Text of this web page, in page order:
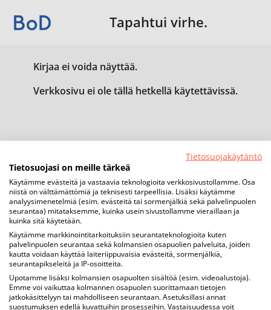
Tapahtui virhe.
Kirjaa ei voida näyttää.
Verkkosivu ei ole tällä hetkellä käytettävissä.
Tietosuojakäytäntö
Tietosuojasi on meille tärkeä
Käytämme evästeitä ja vastaavia teknologioita verkkosivustollamme. Osa
niistä on välttämättömiä ja teknisesti tarpeellisia. Lisäksi käytämme
analyysimenetelmiä (esim. evästeitä tai sormenjälkiä sekä palvelinpuolen
seurantaa) mitataksemme, kuinka usein sivustollamme vieraillaan ja
kuinka sitä käytetään.
Käytämme markkinointitarkoituksiin seurantateknologioita kuten
palvelinpuolen seurantaa sekä kolmansien osapuolien palveluita, joiden
kautta voidaan käyttää laiteriippuvaisia evästeitä, sormenjälkiä,
seurantapikseleitä ja IP-osoitteita.
Upotamme lisäksi kolmansien osapuolten sisältöä (esim. videoalustoja).
Emme voi vaikuttaa kolmannen osapuolen suorittamaan tietojen
jatkokäsittelyyn tai mahdolliseen seurantaan. Asetuksillasi annat
suostumuksen edellä kuvattuihin prosesseihin. Vastaisuudessa voit